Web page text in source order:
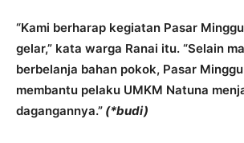
“Kami berharap kegiatan Pasar
gelar,” kata warga Ranai itu. “Selain
berbelanja bahan pokok, Pasar
membantu pelaku UMKM Natuna
dagangannya.” (*budi)